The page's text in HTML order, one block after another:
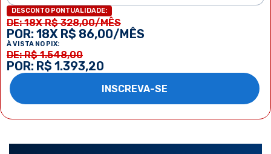
DESCONTO PONTUALIDADE:
DE: 18X R$ 328,00/MÊS
POR: 18X R$ 86,00/MÊS
À VISTA NO PIX:
DE: R$ 1.548,00
POR: R$ 1.393,20
INSCREVA-SE